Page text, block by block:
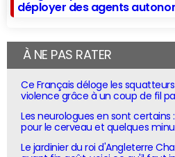
déployer des agents
À NE PAS RATER
Ce Français déloge les
violence grâce à un coup de fil
Les neurologues en sont certains
pour le cerveau et quelques
Le jardinier du roi d'Angleterre